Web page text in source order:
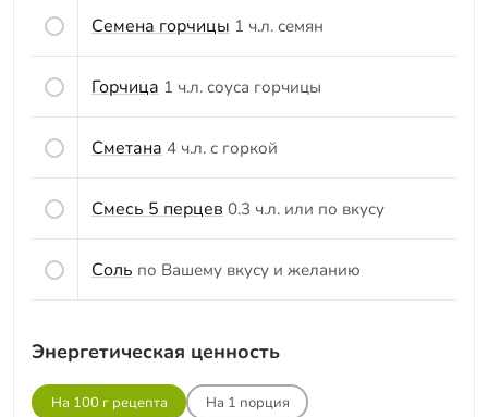
Семена горчицы 1 ч.л. семян
Горчица 1 ч.л. соуса горчицы
Сметана 4 ч.л. с горкой
Смесь 5 перцев 0.3 ч.л. или по вкусу
Соль по Вашему вкусу и желанию
Энергетическая ценность
На 100 г рецепта На 1 порция